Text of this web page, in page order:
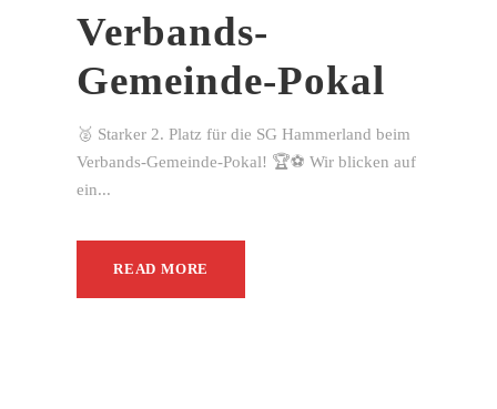
Verbands-
Gemeinde-Pokal
🥈 Starker 2. Platz für die SG Hammerland beim
Verbands-Gemeinde-Pokal! 🏆⚽ Wir blicken auf
ein...
READ MORE